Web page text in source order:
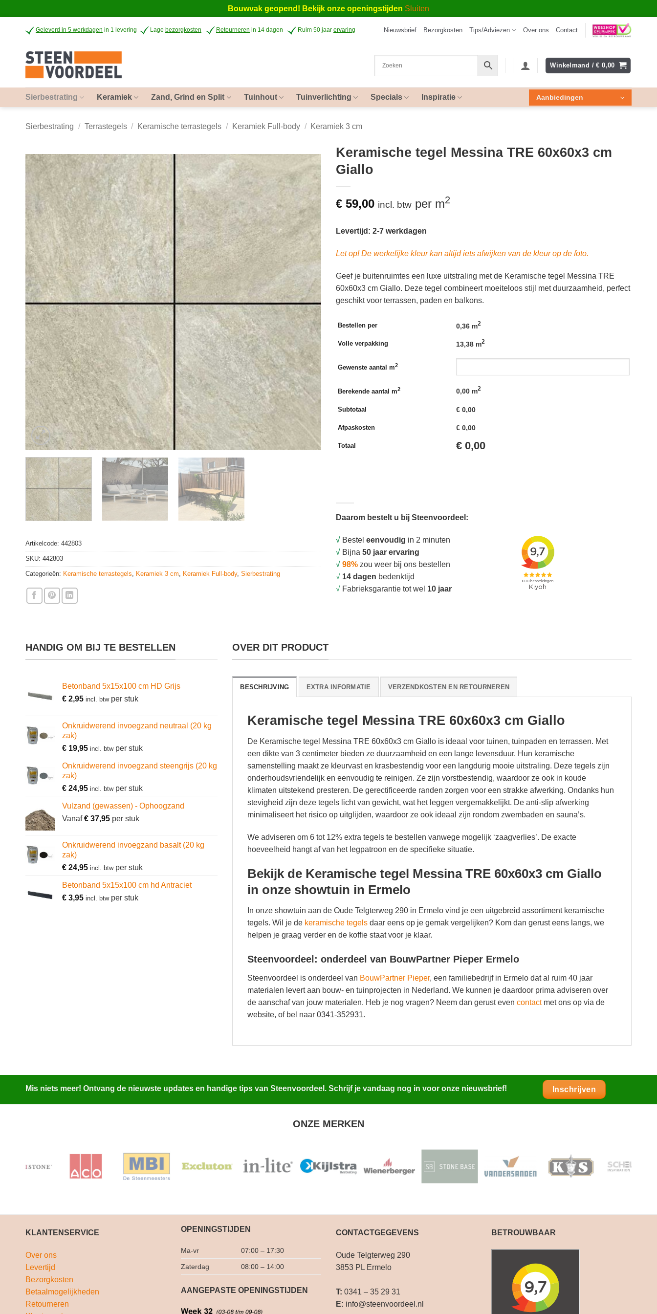
Bouwvak geopend! Bekijk onze openingstijden Sluiten
Geleverd in 5 werkdagen in 1 levering Lage bezorgkosten Retourneren in 14 dagen Ruim 50 jaar ervaring Nieuwsbrief Bezorgkosten Tips/Adviezen Over ons Contact
Winkelmand /€ 0,00
Sierbestrating Keramiek Zand, Grind en Split Tuinhout Tuinverlichting Specials Inspiratie Aanbiedingen
Sierbestrating / Terrastegels / Keramische terrastegels / Keramiek Full-body / Keramiek 3 cm
Artikelcode: 442803
SKU: 442803
Categorieën: Keramische terrastegels, Keramiek 3 cm, Keramiek Full-body, Sierbestrating
Keramische tegel Messina TRE 60x60x3 cm
Giallo
€ 59,00 incl. btw per m2
Levertijd: 2-7 werkdagen
Let op! De werkelijke kleur kan altijd iets afwijken van de kleur op de foto.
Geef je buitenruimtes een luxe uitstraling met de Keramische tegel Messina TRE
60x60x3 cm Giallo. Deze tegel combineert moeiteloos stijl met duurzaamheid, perfect
geschikt voor terrassen, paden en balkons.
Bestellen per 0,36 m2
Volle verpakking 13,38 m2
Gewenste aantal m2
Berekende aantal m2 0,00 m2
Subtotaal €0,00
Afpaskosten €0,00
Totaal € 0,00
Daarom bestelt u bij Steenvoordeel:
√ Bestel eenvoudig in 2 minuten
√ Bijna 50 jaar ervaring
√ 98% zou weer bij ons bestellen
√ 14 dagen bedenktijd
√ Fabrieksgarantie tot wel 10 jaar
HANDIG OM BIJ TE BESTELLEN
Betonband 5x15x100 cm HD Grijs
€ 2,95 incl. btwper stuk
Onkruidwerend invoegzand neutraal (20 kg
zak)
€ 19,95 incl. btwper stuk
Onkruidwerend invoegzand steengrijs (20 kg
zak)
€ 24,95 incl. btwper stuk
Vulzand (gewassen) - Ophoogzand
Vanaf€ 37,95 per stuk
Onkruidwerend invoegzand basalt (20 kg
zak)
€ 24,95 incl. btwper stuk
Betonband 5x15x100 cm hd Antraciet
€ 3,95 incl. btwper stuk
OVER DIT PRODUCT
BESCHRIJVING EXTRA INFORMATIE VERZENDKOSTEN EN RETOURNEREN
Keramische tegel Messina TRE 60x60x3 cm Giallo
De Keramische tegel Messina TRE 60x60x3 cm Giallo is ideaal voor tuinen, tuinpaden en terrassen. Met
een dikte van 3 centimeter bieden ze duurzaamheid en een lange levensduur. Hun keramische
samenstelling maakt ze kleurvast en krasbestendig voor een langdurig mooie uitstraling. Deze tegels zijn
onderhoudsvriendelijk en eenvoudig te reinigen. Ze zijn vorstbestendig, waardoor ze ook in koude
klimaten uitstekend presteren. De gerectificeerde randen zorgen voor een strakke afwerking. Ondanks hun
stevigheid zijn deze tegels licht van gewicht, wat het leggen vergemakkelijkt. De anti-slip afwerking
minimaliseert het risico op uitglijden, waardoor ze ook ideaal zijn rondom zwembaden en sauna’s.
We adviseren om 6 tot 12% extra tegels te bestellen vanwege mogelijk ‘zaagverlies’. De exacte
hoeveelheid hangt af van het legpatroon en de specifieke situatie.
Bekijk de Keramische tegel Messina TRE 60x60x3 cm Giallo
in onze showtuin in Ermelo
In onze showtuin aan de Oude Telgterweg 290 in Ermelo vind je een uitgebreid assortiment keramische
tegels. Wil je de keramische tegels daar eens op je gemak vergelijken? Kom dan gerust eens langs, we
helpen je graag verder en de koffie staat voor je klaar.
Steenvoordeel: onderdeel van BouwPartner Pieper Ermelo
Steenvoordeel is onderdeel van BouwPartner Pieper, een familiebedrijf in Ermelo dat al ruim 40 jaar
materialen levert aan bouw- en tuinprojecten in Nederland. We kunnen je daardoor prima adviseren over
de aanschaf van jouw materialen. Heb je nog vragen? Neem dan gerust evencontactmet ons op via de
website, of bel naar 0341-352931.
Mis niets meer! Ontvang de nieuwste updates en handige tips van Steenvoordeel. Schrijf je vandaag nog in voor onze nieuwsbrief! Inschrijven
ONZE MERKEN
KLANTENSERVICE
Over ons
Levertijd
Bezorgkosten
Betaalmogelijkheden
Retourneren
OPENINGSTIJDEN
Ma-vr 07:00 – 17:30
Zaterdag 08:00 – 14:00
AANGEPASTE OPENINGSTIJDEN
CONTACTGEGEVENS
Oude Telgterweg 290
3853 PL Ermelo
T: 0341 – 35 29 31
E: info@steenvoordeel.nl
BETROUWBAAR